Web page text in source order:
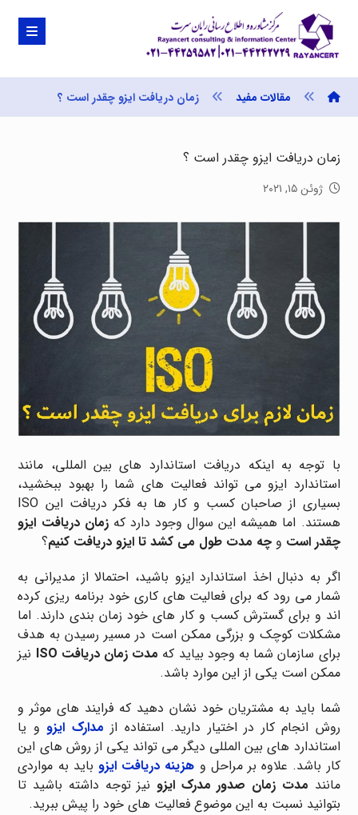
مقالات مفید زمان دریافت ایزو چقدر است ؟
زمان دریافت ایزو چقدر است ؟
ژوئن ۱۵, ۲۰۲۱
با توجه به اینکه دریافت استاندارد های بین المللی، مانند
استاندارد ایزو می تواند فعالیت های شما را بهبود ببخشید،
بسیاری از صاحبان کسب و کار ها به فکر دریافت این ISO
هستند. اما همیشه این سوال وجود دارد کهزمان دریافت ایزو
چقدر است وچه مدت طول می کشد تا ایزو دریافت کنیم؟
اگر به دنبال اخذ استاندارد ایزو باشید، احتمالا از مدیرانی به
شمار می رود که برای فعالیت های کاری خود برنامه ریزی کرده
اند و برای گسترش کسب و کار های خود زمان بندی دارند. اما
مشکلات کوچک و بزرگی ممکن است در مسیر رسیدن به هدف
برای سازمان شما به وجود بیاید که مدت زمان دریافت ISO
نیز
ممکن است یکی از این موارد باشد.
شما باید به مشتریان خود نشان دهید که فرایند های موثر و
روش انجام کار در اختیار دارید. استفاده از مدارک ایزو و یا
استاندارد های بین المللی دیگر می تواند یکی از روش های این
کار باشد. علاوه بر مراحل و هزینه دریافت ایزو باید به مواردی
مانند مدت زمان صدور مدرک ایزو نیز توجه داشته باشید تا
بتوانید نسبت به این موضوع فعالیت های خود را پیش ببرید.